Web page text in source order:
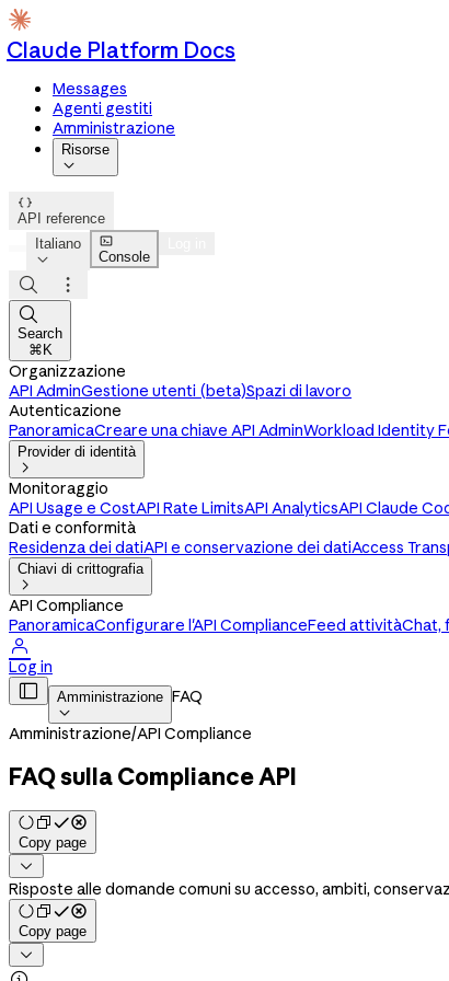
Claude Platform Docs
Messages
Agenti gestiti
Amministrazione
Risorse


API reference
Italiano


Console



Search
⌘K
Organizzazione
API AdminGestione utenti (beta)Spazi di lavoro
Autenticazione
PanoramicaCreare una chiave API AdminWorkload Identity
Provider di identità

Monitoraggio
API Usage e CostAPI Rate LimitsAPI AnalyticsAPI Claude
Dati e conformità
Residenza dei datiAPI e conservazione dei datiAccess
Chiavi di crittografia

API Compliance
PanoramicaConfigurare l'API ComplianceFeed attivitàChat,

Log in
 Amministrazione

FAQ
Amministrazione/API Compliance
FAQ sulla Compliance API
Copy page

Risposte alle domande comuni su accesso, ambiti,
Copy page
